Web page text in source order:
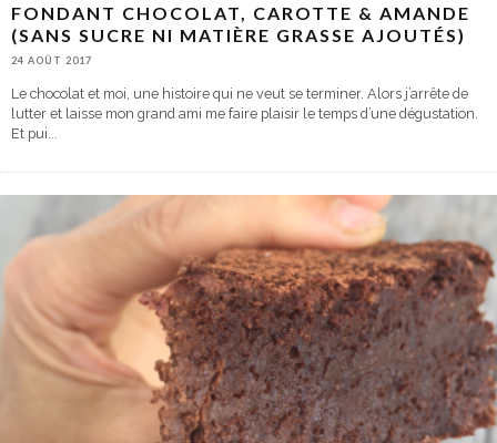
FONDANT CHOCOLAT, CAROTTE & AMANDE
(SANS SUCRE NI MATIÈRE GRASSE AJOUTÉS)
24 AOÛT 2017
Le chocolat et moi, une histoire qui ne veut se terminer. Alors j’arrête de
lutter et laisse mon grand ami me faire plaisir le temps d’une dégustation.
Et pui